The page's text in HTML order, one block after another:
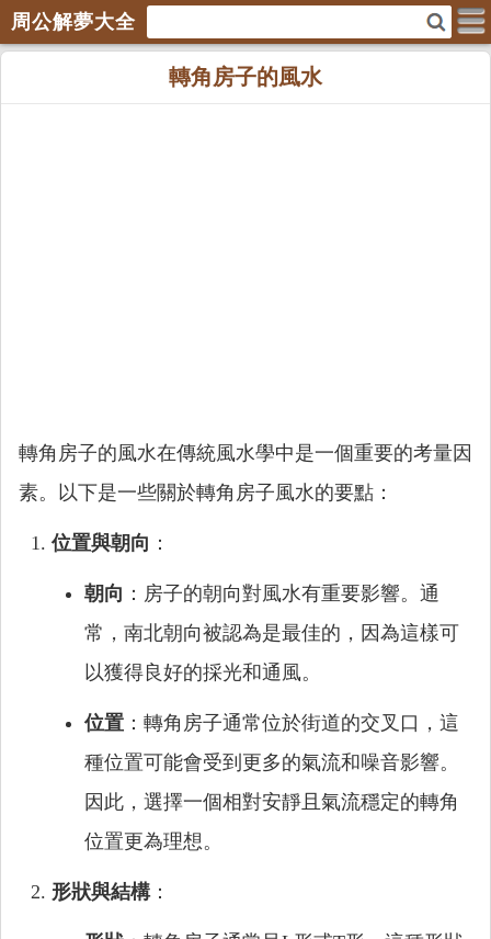
周公解夢大全
轉角房子的風水
轉角房子的風水在傳統風水學中是一個重要的考量因
素。以下是一些關於轉角房子風水的要點：
位置與朝向 ：
朝向 ：房子的朝向對風水有重要影響。通
常，南北朝向被認為是最佳的，因為這樣可
以獲得良好的採光和通風。
位置 ：轉角房子通常位於街道的交叉口，這
種位置可能會受到更多的氣流和噪音影響。
因此，選擇一個相對安靜且氣流穩定的轉角
位置更為理想。
形狀與結構：